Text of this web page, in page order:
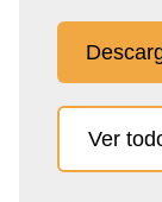
Ver